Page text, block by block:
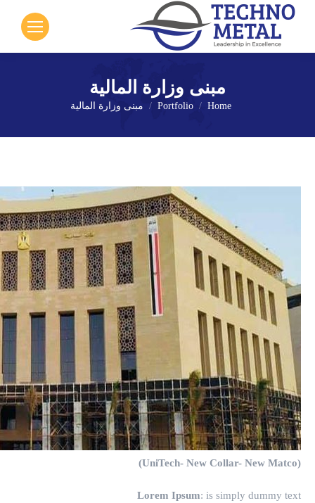
مبنى وزارة المالية
You are here:
Home
Portfolio مبنى وزارة المالية
(UniTech- New Collar- New Matco)
Lorem Ipsum: is simply dummy text